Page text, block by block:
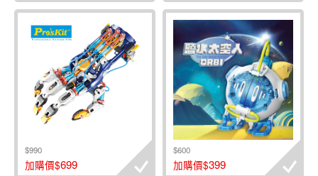
$990
加購價$699
$600
加購價$399